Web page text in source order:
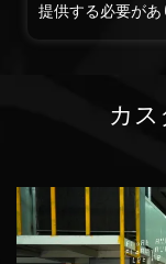
提供する必要があ
カ